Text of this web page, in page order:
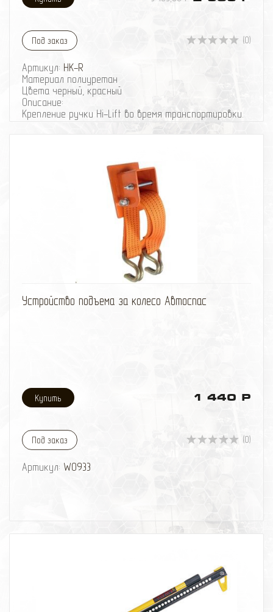
Под заказ (0)
Артикул: HK-R
Материал полиуретан
Цвета черный, красный
Описание:
Крепление ручки Hi-Lift во время транспортировки.
Устройство подъема за колесо Автоспас
1 440 Р
Под заказ (0)
Артикул: W0933